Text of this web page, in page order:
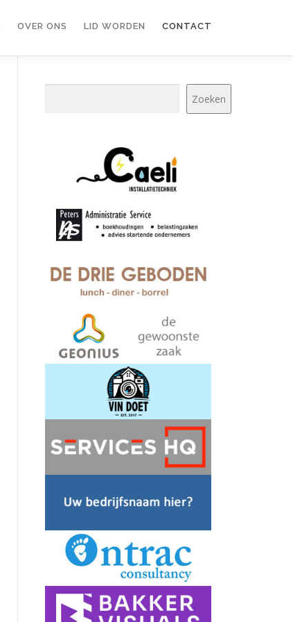
OVER ONS LID WORDEN CONTACT
Zoeken